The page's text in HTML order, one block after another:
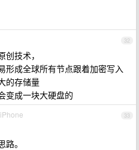
32
技术，
形成全球所有节点跟着加密写入
的存储量
变成一块大硬盘的
33
。